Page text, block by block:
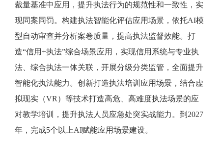
裁量基准中应用，提升执法行为的规范性和一致性，实
现同案同罚。构建执法智能化评估应用场景，依托AI模
型自动审查并分析案卷质量，提高执法监督效能。打
造“信用+执法”综合场景应用，实现信用系统与专业执
法、综合执法一体关联，开展分级分类监管，全面提升
智能化执法能力。创新打造执法培训应用场景，结合虚
拟现实（VR）等技术打造高危、高难度执法场景的应
对教学培训，提升执法人员应急处突实战能力。到2027
年，完成5个以上AI赋能应用场景建设。